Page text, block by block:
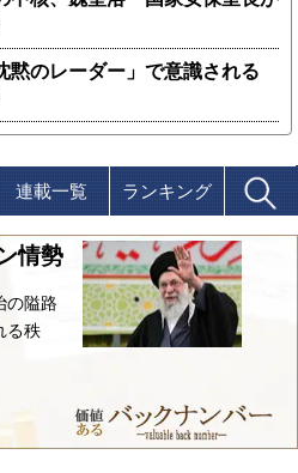
黙のレーダー」で意識される
連載一覧 ランキング
情勢
の隘路
る秩